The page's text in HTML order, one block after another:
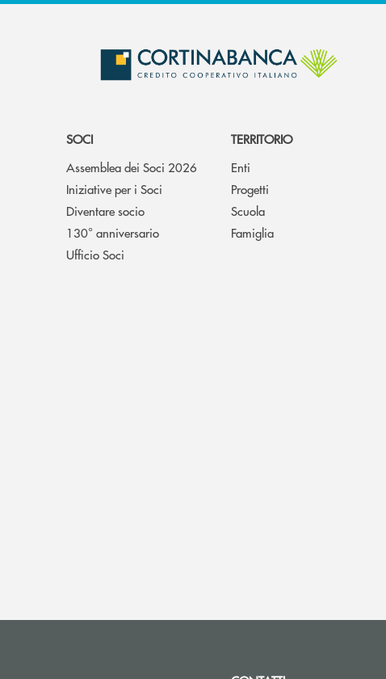
SOCI
Assemblea dei Soci 2026
Iniziative per i Soci
Diventare socio
130° anniversario
Ufficio Soci
TERRITORIO
Enti
Progetti
Scuola
Famiglia